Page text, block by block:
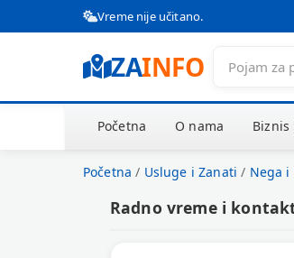
Vreme nije učitano.
ZAINFO
Početna O nama Biznis
Početna / Usluge i Zanati / Nega i
Radno vreme i